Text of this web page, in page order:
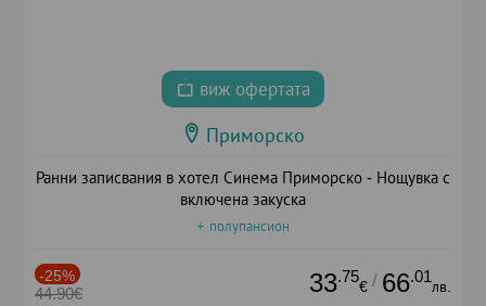
виж офертата
Приморско
Ранни записвания в хотел Синема Приморско - Нощувка с
включена закуска
+ полупансион
-25%
44.90€ 33.75
€ / 66.01
лв.